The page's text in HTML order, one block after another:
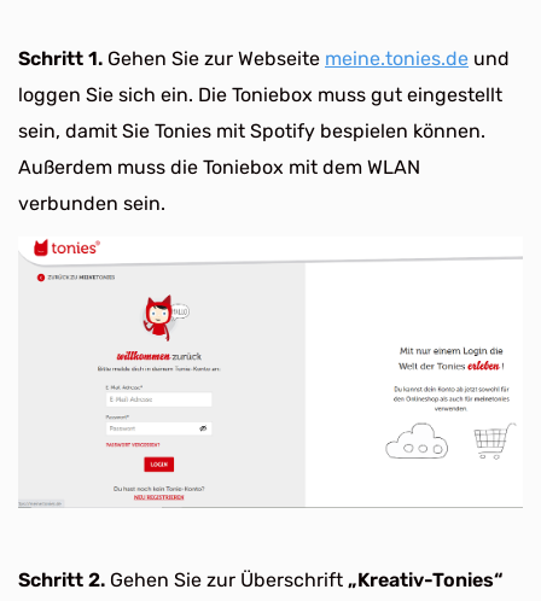
Schritt 1. Gehen Sie zur Webseite meine.tonies.de und
loggen Sie sich ein. Die Toniebox muss gut eingestellt
sein, damit Sie Tonies mit Spotify bespielen können.
Außerdem muss die Toniebox mit dem WLAN
verbunden sein.
Schritt 2. Gehen Sie zur Überschrift „Kreativ-Tonies“